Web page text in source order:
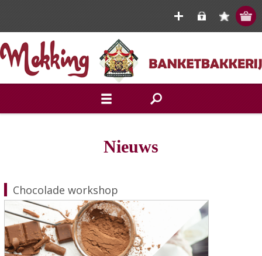
Nieuws
Chocolade workshop